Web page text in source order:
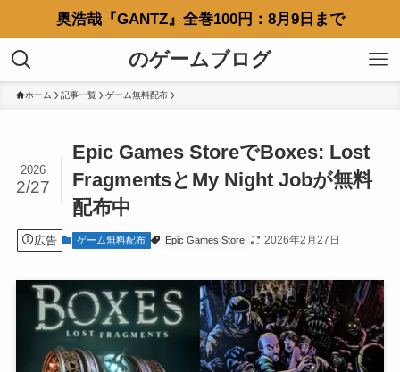
奥浩哉『GANTZ』全巻100円：8月9日まで
のゲームブログ
ホーム 記事一覧 ゲーム無料配布
Epic Games StoreでBoxes: Lost
FragmentsとMy Night Jobが無料
配布中
2026
2/27
広告 ゲーム無料配布 Epic Games Store 2026年2月27日